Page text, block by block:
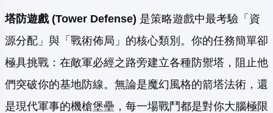
塔防遊戲 (Tower Defense) 是策略遊戲中最考驗「資
源分配」與「戰術佈局」的核心類別。你的任務簡單卻
極具挑戰：在敵軍必經之路旁建立各種防禦塔，阻止他
們突破你的基地防線。無論是魔幻風格的箭塔法術，還
是現代軍事的機槍堡壘，每一場戰鬥都是對你大腦極限